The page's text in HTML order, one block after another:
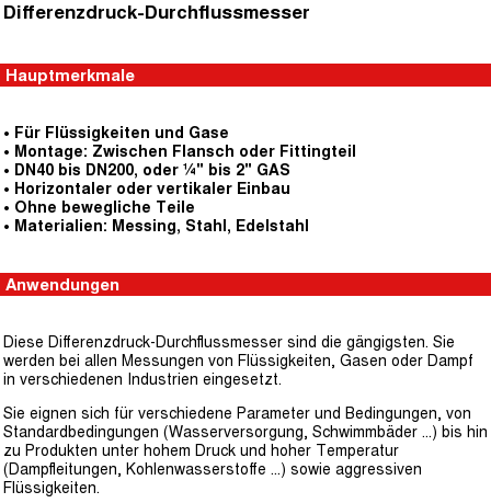
Differenzdruck-Durchflussmesser
Hauptmerkmale
• Für Flüssigkeiten und Gase
• Montage: Zwischen Flansch oder Fittingteil
• DN40 bis DN200, oder ¼" bis 2" GAS
• Horizontaler oder vertikaler Einbau
• Ohne bewegliche Teile
• Materialien: Messing, Stahl, Edelstahl
Anwendungen
Diese Differenzdruck-Durchflussmesser sind die gängigsten. Sie
werden bei allen Messungen von Flüssigkeiten, Gasen oder Dampf
in verschiedenen Industrien eingesetzt.
Sie eignen sich für verschiedene Parameter und Bedingungen, von
Standardbedingungen (Wasserversorgung, Schwimmbäder ...) bis hin
zu Produkten unter hohem Druck und hoher Temperatur
(Dampfleitungen, Kohlenwasserstoffe ...) sowie aggressiven
Flüssigkeiten.